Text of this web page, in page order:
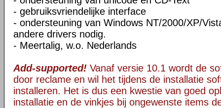
- gebruiksvriendelijke interface
- ondersteuning van Windows NT/2000/XP/
andere drivers nodig.
- Meertalig, w.o. Nederlands
Add-supported! Vanaf versie 10.1 wordt de
door reclame en wil het tijdens de installatie
installeren. Het is dus een kwestie van goed
installatie en de vinkjes bij ongewenste items